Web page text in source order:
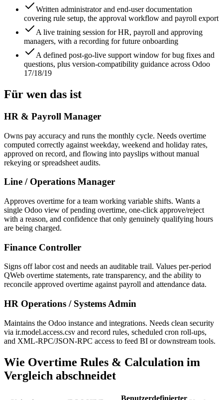
Written administrator and end-user documentation
covering rule setup, the approval workflow and payroll export
A live training session for HR, payroll and approving
managers, with a recording for future onboarding
A defined post-go-live support window for bug fixes and
questions, plus version-compatibility guidance across Odoo
17/18/19
Für wen das ist
HR & Payroll Manager
Owns pay accuracy and runs the monthly cycle. Needs overtime
computed correctly against weekday, weekend and holiday rates,
approved on record, and flowing into payslips without manual
rekeying or spreadsheet audits.
Line / Operations Manager
Approves overtime for a team working variable shifts. Wants a
single Odoo view of pending overtime, one-click approve/reject
with a reason, and confidence that only genuinely qualifying hours
are being charged.
Finance Controller
Signs off labor cost and needs an auditable trail. Values per-period
QWeb overtime statements, rate transparency, and the ability to
reconcile approved overtime against payroll and attendance data.
HR Operations / Systems Admin
Maintains the Odoo instance and integrations. Needs clean security
via ir.model.access.csv and record rules, scheduled cron roll-ups,
and XML-RPC/JSON-RPC access to feed BI or downstream tools.
Wie Overtime Rules & Calculation im
Vergleich abschneidet
Benutzerdefinierter